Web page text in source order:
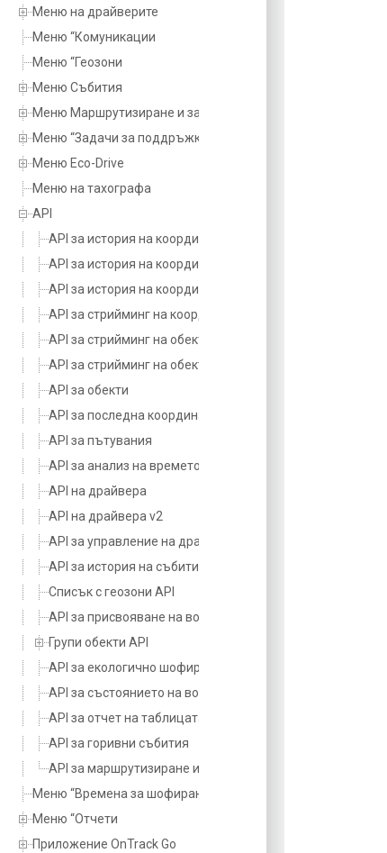
Меню на драйверите
Меню “Комуникации
Меню “Геозони
Меню Събития
Меню Маршрутизиране и задачи
Меню “Задачи за поддръжка
Меню Eco-Drive
Меню на тахографа
API
API за история на координатите на обектите
API за история на координатите на обектите v3
API за история на координатите на обектите v2
API за стрийминг на координати на обекти
API за стрийминг на обектни координати v2
API за стрийминг на обектни координати v3
API за обекти
API за последна координата на обекта
API за пътувания
API за анализ на времето на водача
API на драйвера
API на драйвера v2
API за управление на драйвери
API за история на събитията
Списък с геозони API
API за присвояване на водачи
Групи обекти API
API за екологично шофиране
API за състоянието на водача
API за отчет на таблицата с часовете на водача
API за горивни събития
API за маршрутизиране и задаване на задачи
Меню “Времена за шофиране
Меню “Отчети
Приложение OnTrack Go